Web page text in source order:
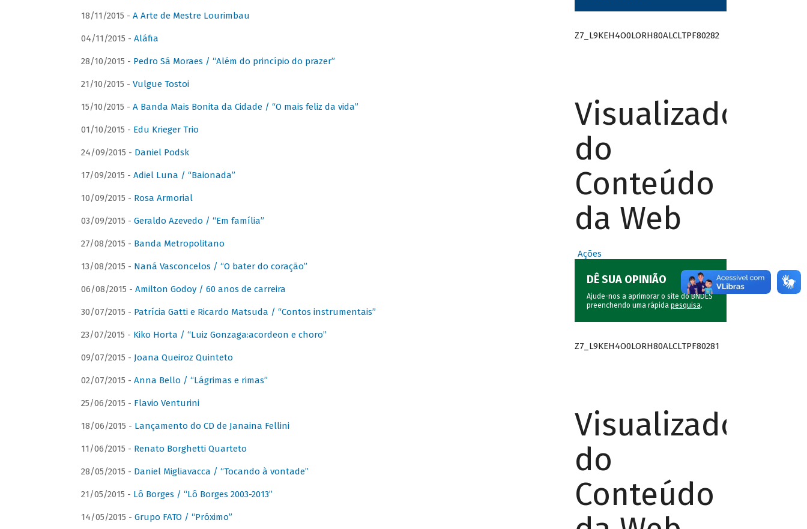
18/11/2015 - A Arte de Mestre Lourimbau
04/11/2015 - Aláfia
28/10/2015 - Pedro Sá Moraes / “Além do princípio do prazer”
21/10/2015 - Vulgue Tostoi
15/10/2015 - A Banda Mais Bonita da Cidade / “O mais feliz da vida”
01/10/2015 - Edu Krieger Trio
24/09/2015 - Daniel Podsk
17/09/2015 - Adiel Luna / “Baionada”
10/09/2015 - Rosa Armorial
03/09/2015 - Geraldo Azevedo / “Em família”
27/08/2015 - Banda Metropolitano
13/08/2015 - Naná Vasconcelos / “O bater do coração”
06/08/2015 - Amilton Godoy / 60 anos de carreira
30/07/2015 - Patrícia Gatti e Ricardo Matsuda / “Contos instrumentais”
23/07/2015 - Kiko Horta / “Luiz Gonzaga:acordeon e choro”
09/07/2015 - Joana Queiroz Quinteto
02/07/2015 - Anna Bello / “Lágrimas e rimas”
25/06/2015 - Flavio Venturini
18/06/2015 - Lançamento do CD de Janaina Fellini
11/06/2015 - Renato Borghetti Quarteto
28/05/2015 - Daniel Migliavacca / “Tocando à vontade”
21/05/2015 - Lô Borges / “Lô Borges 2003-2013”
14/05/2015 - Grupo FATO / “Próximo”
Z7_L9KEH4O0LORH80ALCLTPF80282
Visualizador
do
Conteúdo
da Web
Ações
DÊ SUA OPINIÃO
Ajude-nos a aprimorar o site do BNDES
preenchendo uma rápida pesquisa.
Z7_L9KEH4O0LORH80ALCLTPF80281
Visualizador
do
Conteúdo